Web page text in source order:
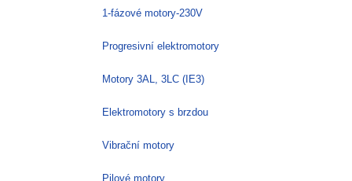
1-fázové motory-230V
Progresivní elektromotory
Motory 3AL, 3LC (IE3)
Elektromotory s brzdou
Vibrační motory
Pilové motory